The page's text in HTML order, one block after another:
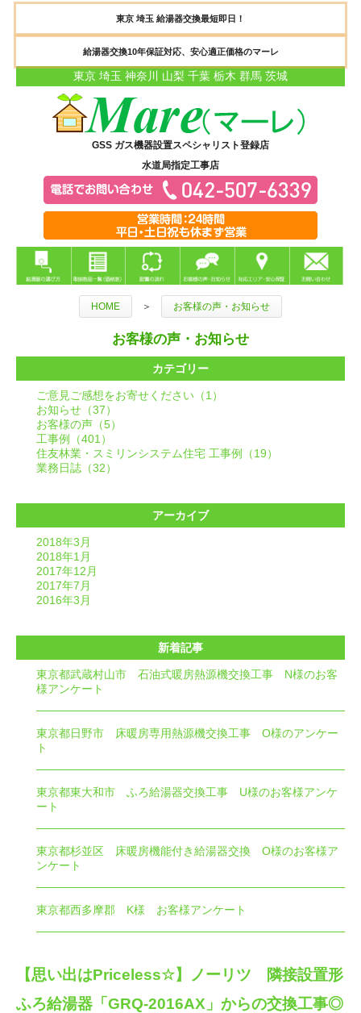
東京 埼玉 給湯器交換最短即日！
給湯器交換10年保証対応、安心適正価格のマーレ
東京 埼玉 神奈川 山梨 千葉 栃木 群馬 茨城
GSS ガス機器設置スペシャリスト登録店
水道局指定工事店
HOME ＞ お客様の声・お知らせ
お客様の声・お知らせ
カテゴリー
ご意見ご感想をお寄せください（1）
お知らせ（37）
お客様の声（5）
工事例（401）
住友林業・スミリンシステム住宅 工事例（19）
業務日誌（32）
アーカイブ
2018年3月
2018年1月
2017年12月
2017年7月
2016年3月
新着記事
東京都武蔵村山市 石油式暖房熱源機交換工事 N様のお客
様アンケート
東京都日野市 床暖房専用熱源機交換工事 O様のアンケー
ト
東京都東大和市 ふろ給湯器交換工事 U様のお客様アンケ
ート
東京都杉並区 床暖房機能付き給湯器交換 O様のお客様ア
ンケート
東京都西多摩郡 K様 お客様アンケート
【思い出はPriceless☆】ノーリツ 隣接設置形
ふろ給湯器「GRQ-2016AX」からの交換工事◎